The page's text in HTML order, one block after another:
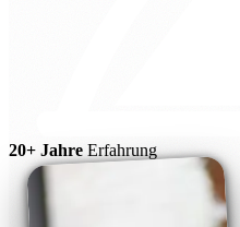
20+ Jahre Erfahrung